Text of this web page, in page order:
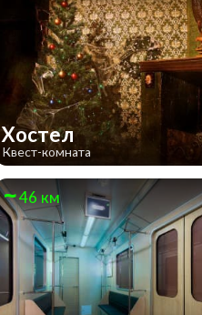
Хостел
Квест-комната
46 км